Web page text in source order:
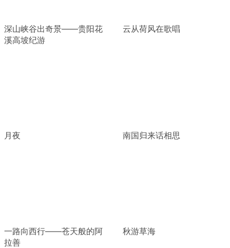
深山峡谷出奇景——贵阳花
溪高坡纪游
云从荷风在歌唱
月夜 南国归来话相思
一路向西行——苍天般的阿
拉善
秋游草海